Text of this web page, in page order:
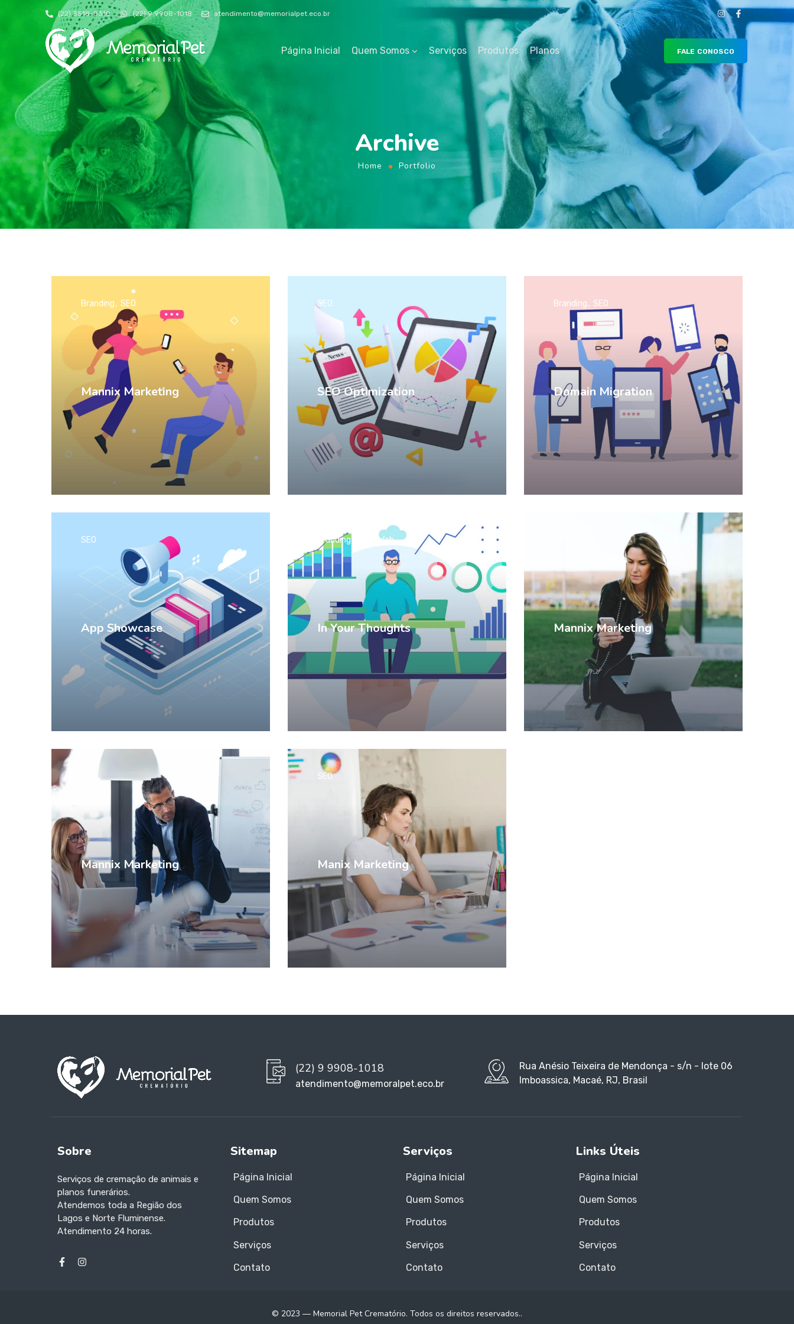
(22) 3518-0310 (22) 9 9908-1018 atendimento@memorialpet.eco.br
Página Inicial Quem Somos Serviços Produtos Planos FALE CONOSCO
Archive
Home Portfolio
Mannix Marketing
Branding SEO
SEO Optimization
SEO
Domain Migration
Branding SEO
App Showcase
SEO
In Your Thoughts
Branding Web
Mannix Marketing
Mannix Marketing Manix Marketing
SEO
(22) 9 9908-1018
atendimento@memoralpet.eco.br
Rua Anésio Teixeira de Mendonça - s/n - lote 06
Imboassica, Macaé, RJ, Brasil
Sobre
Serviços de cremação de animais e
planos funerários.
Atendemos toda a Região dos
Lagos e Norte Fluminense.
Atendimento 24 horas.
Sitemap
Página Inicial
Quem Somos
Produtos
Serviços
Contato
Serviços
Página Inicial
Quem Somos
Produtos
Serviços
Contato
Links Úteis
Página Inicial
Quem Somos
Produtos
Serviços
Contato
© 2023 — Memorial Pet Crematório. Todos os direitos reservados..